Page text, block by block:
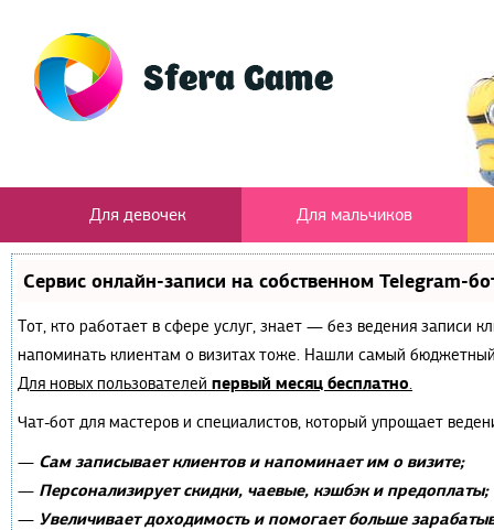
Для девочек Для мальчиков
Сервис онлайн-записи на собственном Telegram-
Тот, кто работает в сфере услуг, знает — без ведения записи
напоминать клиентам о визитах тоже. Нашли самый
Для новых пользователей первый месяц бесплатно.
Чат-бот для мастеров и специалистов, который упрощает
— Сам записывает клиентов и напоминает им о визите;
— Персонализирует скидки, чаевые, кэшбэк и предоплаты;
— Увеличивает доходимость и помогает больше